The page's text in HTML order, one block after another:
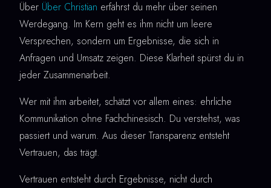
Über Über Christian erfährst du mehr über seinen
Werdegang. Im Kern geht es ihm nicht um leere
Versprechen, sondern um Ergebnisse, die sich in
Anfragen und Umsatz zeigen. Diese Klarheit spürst du in
jeder Zusammenarbeit.
Wer mit ihm arbeitet, schätzt vor allem eines: ehrliche
Kommunikation ohne Fachchinesisch. Du verstehst, was
passiert und warum. Aus dieser Transparenz entsteht
Vertrauen, das trägt.
Vertrauen entsteht durch Ergebnisse, nicht durch